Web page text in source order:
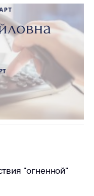
"огненной"